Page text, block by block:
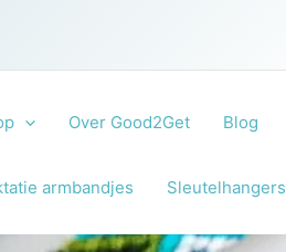
Over Good2Get Blog
armbandjes
Sleutelhangers